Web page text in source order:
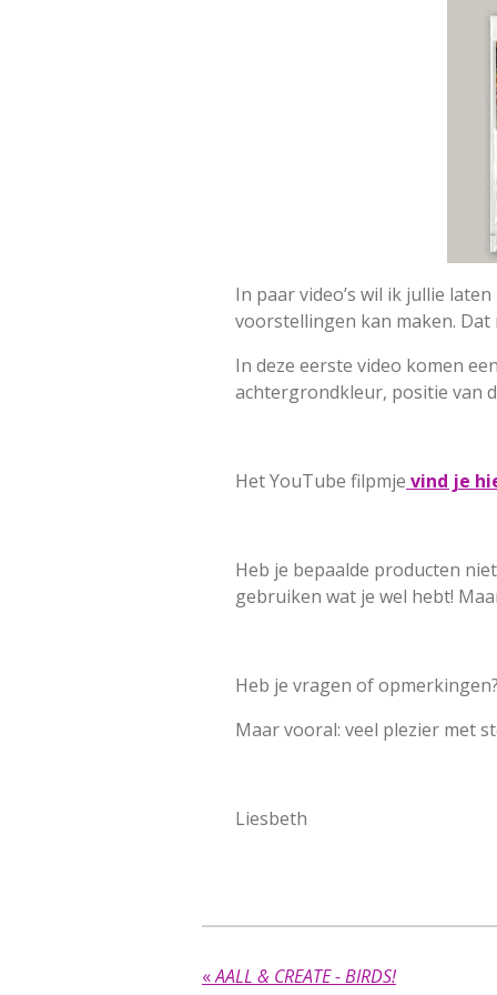
In paar video’s wil ik jullie
voorstellingen kan maken.
In deze eerste video komen
achtergrondkleur, positie van
Het YouTube filpmje vind je
Heb je bepaalde producten
gebruiken wat je wel hebt!
Heb je vragen of
Maar vooral: veel plezier met
Liesbeth
«AALL & CREATE - BIRDS!